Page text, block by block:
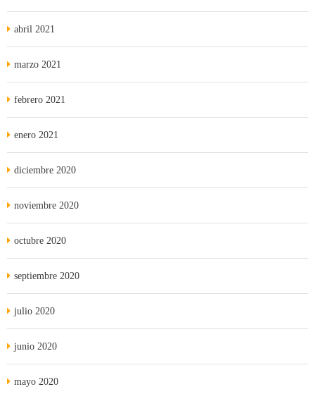
abril 2021
marzo 2021
febrero 2021
enero 2021
diciembre 2020
noviembre 2020
octubre 2020
septiembre 2020
julio 2020
junio 2020
mayo 2020